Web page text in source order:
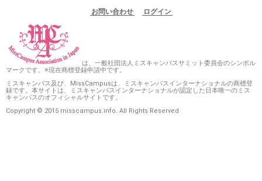
お問い合わせ ログイン
は、一般社団法人ミスキャンパスサミット委員会のシンボル
マークです。※現在商標登録申請中です。
ミスキャンパス及び、MissCampusは、ミスキャンパスインターナショナルの商標登
録です。本サイトは、ミスキャンパスインターナショナルが認定した日本唯一のミス
キャンパスのオフィシャルサイトです。
Copyright © 2015 misscampus.info. All Rights Reserved